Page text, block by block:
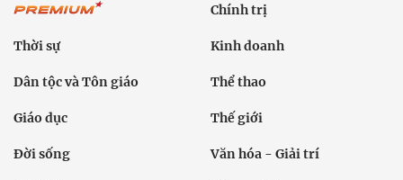
Chính trị
Thời sự Kinh doanh
Dân tộc và Tôn giáo Thể thao
Giáo dục Thế giới
Đời sống Văn hóa - Giải trí